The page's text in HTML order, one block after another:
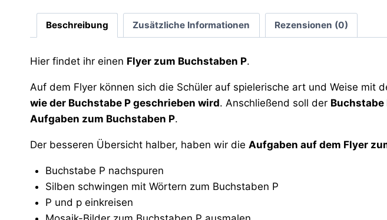
Beschreibung Zusätzliche Informationen Rezensionen (0)
Hier findet ihr einen Flyer zum Buchstaben P.
Auf dem Flyer können sich die Schüler auf spielerische art und Weise mit
wie der Buchstabe P geschrieben wird. Anschließend soll der Buchstabe
Aufgaben zum Buchstaben P.
Der besseren Übersicht halber, haben wir die Aufgaben auf dem Flyer
Buchstabe P nachspuren
Silben schwingen mit Wörtern zum Buchstaben P
P und p einkreisen